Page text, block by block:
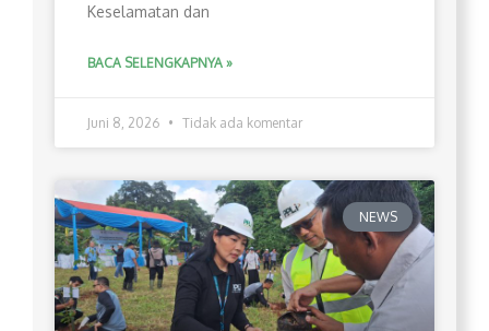
Keselamatan dan
BACA SELENGKAPNYA »
Juni 8, 2026 Tidak ada komentar
NEWS